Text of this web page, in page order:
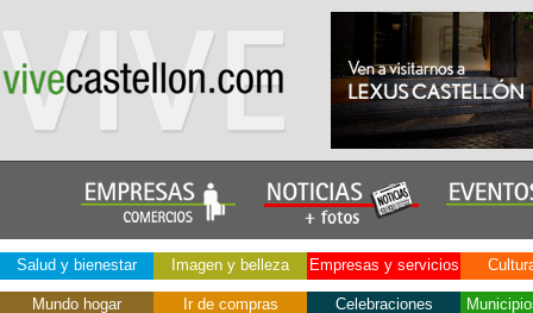
Salud y bienestar Imagen y belleza Empresas y servicios
Mundo hogar Ir de compras Celebraciones